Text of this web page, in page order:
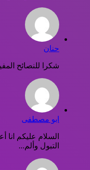
حنان
شكرا للنصائح
ابو مصطفى
السلام عليكم انا
التبول وألم...